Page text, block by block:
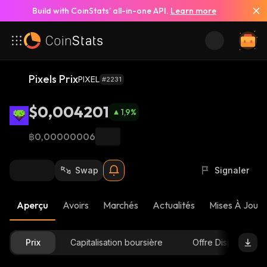
Build with CoinStats’ all-in-one API. Learn more
Pixels PrixPIXEL #2231
$0,004201 1,9%
฿0,00000006
Swap Signaler
Aperçu Avoirs Marchés Actualités Mises À Jour
Prix Capitalisation boursière Offre Disponible